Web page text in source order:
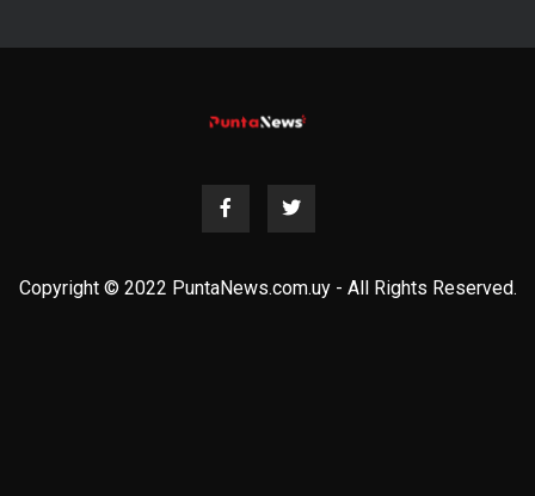
Copyright © 2022 PuntaNews.com.uy - All Rights Reserved.